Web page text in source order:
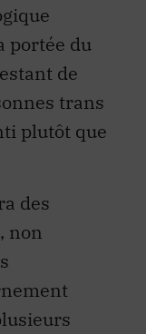
portée du
de
trans
plutôt que
des
non